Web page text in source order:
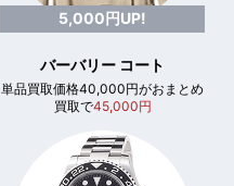
5,000円UP!
バーバリー コート
単品買取価格40,000円がおまとめ
買取で45,000円